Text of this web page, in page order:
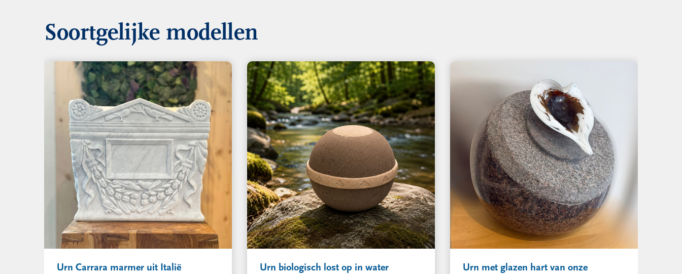
Soortgelijke modellen
Urn Carrara marmer uit Italië
Urn biologisch lost op in water
Urn met glazen hart van onze